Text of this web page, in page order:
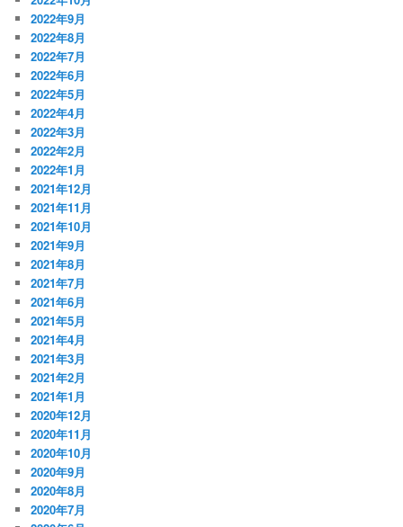
2022年9月
2022年8月
2022年7月
2022年6月
2022年5月
2022年4月
2022年3月
2022年2月
2022年1月
2021年12月
2021年11月
2021年10月
2021年9月
2021年8月
2021年7月
2021年6月
2021年5月
2021年4月
2021年3月
2021年2月
2021年1月
2020年12月
2020年11月
2020年10月
2020年9月
2020年8月
2020年7月